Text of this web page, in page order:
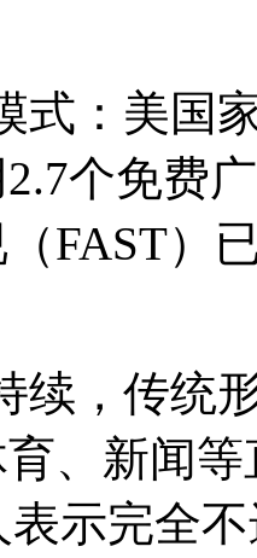
式：美国
个免费
FAST）
续，传统
、新闻
表示完全